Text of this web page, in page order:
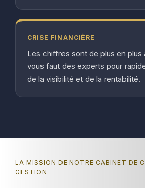
CRISE FINANCIÈRE
Les chiffres sont de plus en plus
vous faut des experts pour
de la visibilité et de la rentabilité.
LA MISSION DE NOTRE CABINET DE
GESTION